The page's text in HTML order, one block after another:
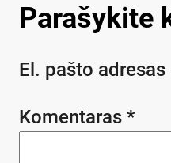
Parašykite
El. pašto
Komentaras *